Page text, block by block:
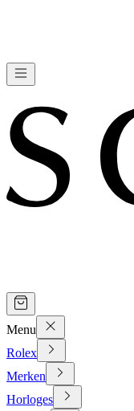
Menu
Rolex
Merken
Horloges